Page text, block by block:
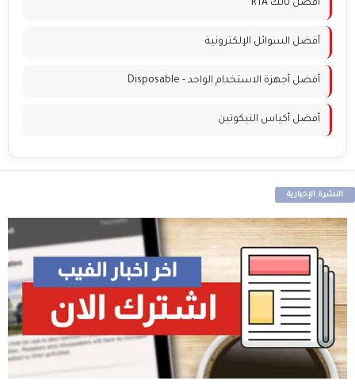
أفضل تانك RTA
أفضل السوائل الإلكترونية
أفضل أجهزة الاستخدام الواحد - Disposable
أفضل أكياس النيكوتين
النشرة الإخبارية